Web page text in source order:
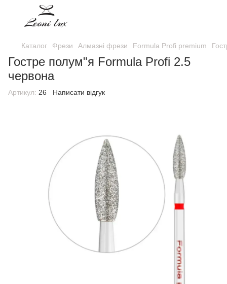
Каталог Фрези Алмазні фрези Formula Profi premium
Гостре полум"я Formula Profi 2.5
червона
Артикул: 26 Написати відгук